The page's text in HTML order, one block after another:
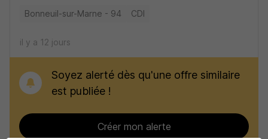
Bonneuil-sur-Marne - 94 CDI
il y a 12 jours
Soyez alerté dès qu'une offre similaire
est publiée !
Créer mon alerte